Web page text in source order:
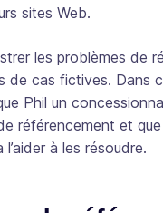
sites Web.
les problèmes de
de cas fictives. Dans
Phil un
référencement et
à les résoudre.